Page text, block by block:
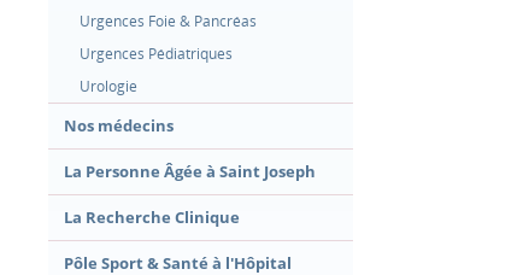
Urgences Foie & Pancréas
Urgences Pédiatriques
Urologie
Nos médecins
La Personne Âgée à Saint Joseph
La Recherche Clinique
Pôle Sport & Santé à l'Hôpital